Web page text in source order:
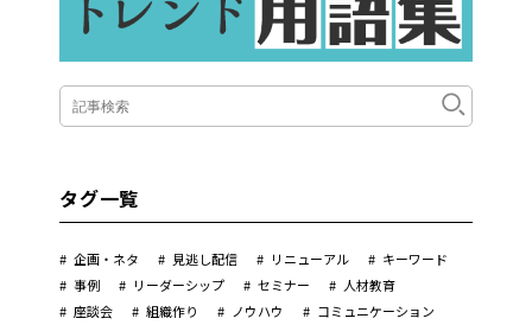
タグ一覧
企画・ネタ 見逃し配信 リニューアル
キーワード
事例
リーダーシップ セミナー
人材教育
座談会
組織作り ノウハウ
コミュニケーション